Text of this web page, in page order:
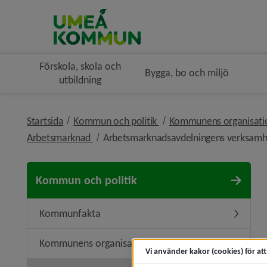
Förskola, skola och
utbildning
Bygga, bo och miljö
Startsida Kommun och politik nivå i
Kommunens
Arbetsmarknad nivå i brödsmulenavigeringen
Arbetsmarknadsavdelningens
Kommun och politik
Kommunfakta
Kommunens organisation
Vi använder kakor (cookies) för